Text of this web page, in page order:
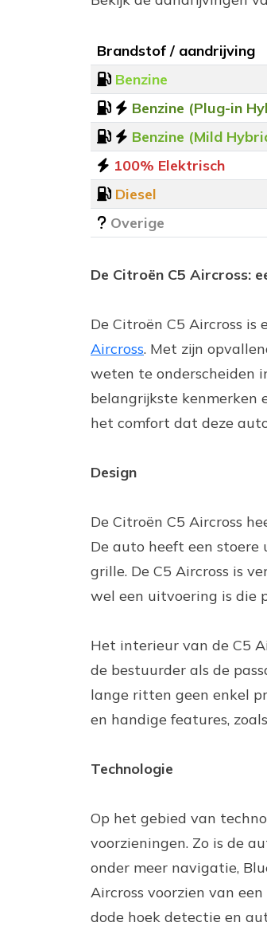
Brandstof / aandrijving
Benzine
Benzine (Plug-in
Benzine (Mild
100% Elektrisch
Diesel
Overige
De Citroën C5 Aircross:
De Citroën C5 Aircross
Aircross. Met zijn
weten te onderscheiden
belangrijkste kenmerken
het comfort dat deze
Design
De Citroën C5 Aircross
De auto heeft een stoere
grille. De C5 Aircross is
wel een uitvoering is die
Het interieur van de C5
de bestuurder als de
lange ritten geen enkel
en handige features,
Technologie
Op het gebied van
voorzieningen. Zo is de
onder meer navigatie,
Aircross voorzien van
dode hoek detectie en